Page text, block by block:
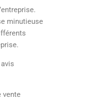
minutieuse
vente